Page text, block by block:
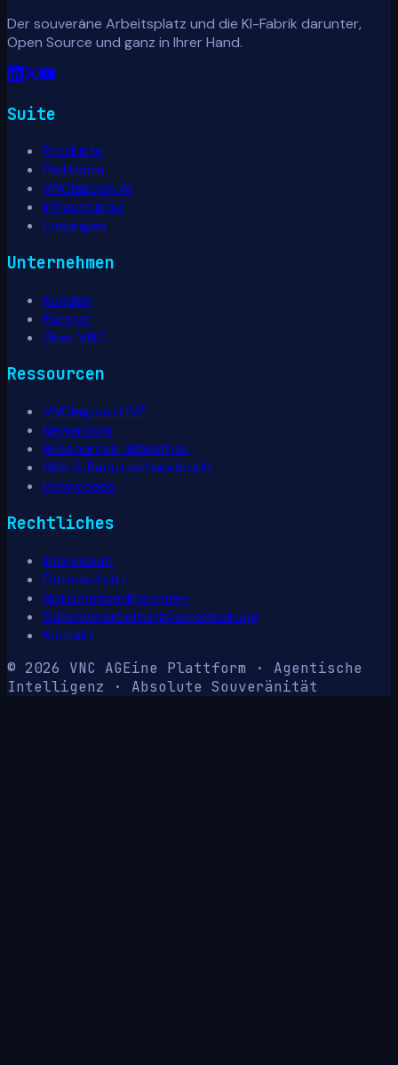
Der souveräne Arbeitsplatz und die KI-Fabrik darunter,
Open Source und ganz in Ihrer Hand.
Suite
Produkte
Plattform
VNClagoon AI
Infrastruktur
Lösungen
Unternehmen
Kunden
Partner
Über VNC
Ressourcen
VNClagoon LIVE
Newsroom
Ressourcen-Bibliothek
Hilfe & Benutzerhandbuch
Downloads
Rechtliches
Impressum
Datenschutz
Nutzungsbedingungen
Datenverarbeitungsvereinbarung
Kontakt
© 2026 VNC AGEine Plattform · Agentische
Intelligenz · Absolute Souveränität